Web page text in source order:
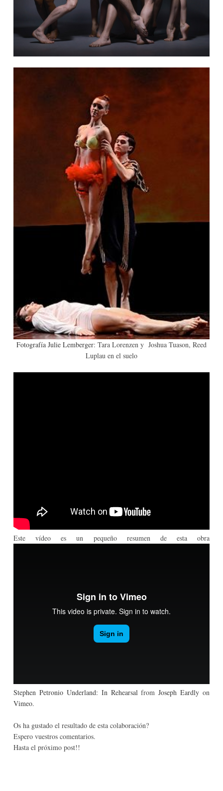
Fotografía Julie Lemberger: Tara Lorenzen y Joshua Tuason, Reed
Luplau en el suelo
Este vídeo es un pequeño resumen de esta obra
Stephen Petronio Underland: In RehearsalfromJoseph Eardly on
Vimeo.
Os ha gustado el resultado de esta colaboración?
Espero vuestros comentarios.
Hasta el próximo post!!